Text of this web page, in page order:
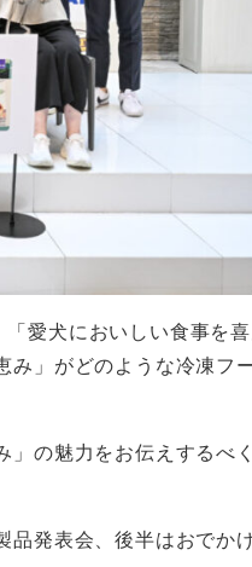
愛犬においしい食事を
」がどのような冷凍フ
の魅力をお伝えするべ
発表会、後半はおでか